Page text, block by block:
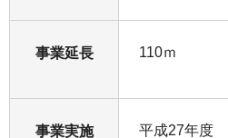
事業延長 110ｍ
事業実施
平成27年度